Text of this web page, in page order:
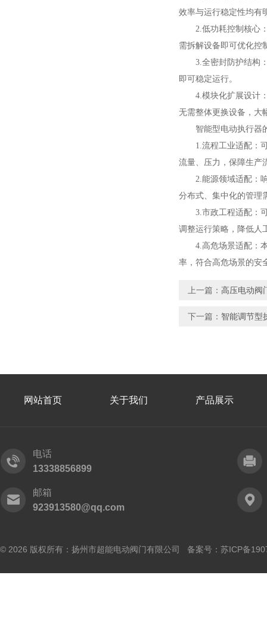
效率与运行稳定性均有
2.低功耗控制核心：
需拆解设备即可优化控
3.全密封防护结构：
即可稳定运行。
4.模块化扩展设计：
无需整体更换设备，大
智能型电动执行器
1.流程工业适配：可
流量、压力，保障生产
2.能源领域适配：响
分布式、集中化的管理
3.市政工程适配：可
调整运行策略，降低人
4.高危场景适配：本
率，符合高危场景的安
上一篇： 高压电动阀
下一篇： 智能调节型
网站首页 关于我们 产品展示
电话
13338856899
邮箱
923913580@qq.com
© 2026 版权所有：扬州市超能电动阀门有限公司 备案号： 苏ICP备